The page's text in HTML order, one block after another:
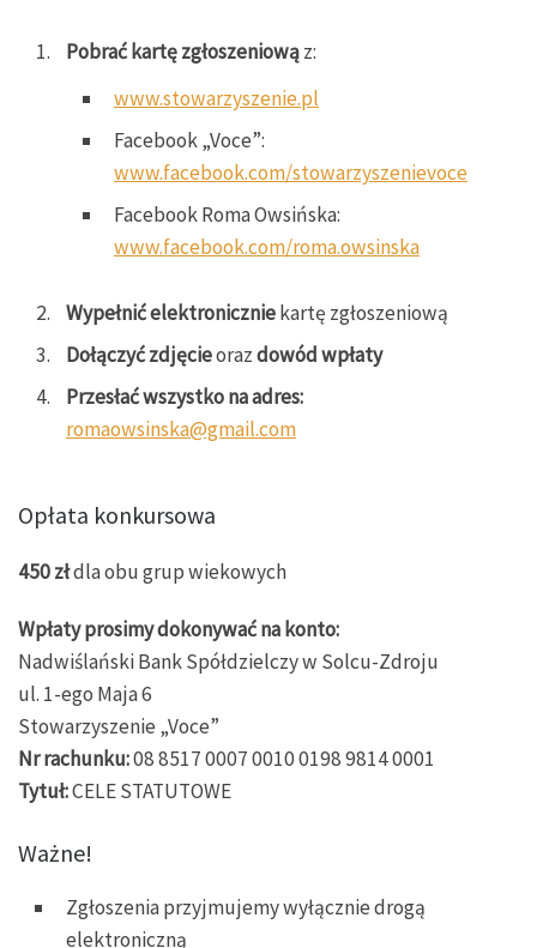
Pobrać kartę zgłoszeniowąz:
www.stowarzyszenie.pl
Facebook „Voce”:
www.facebook.com/stowarzyszenievoce
Facebook Roma Owsińska:
www.facebook.com/roma.owsinska
Wypełnić elektroniczniekartę zgłoszeniową
Dołączyć zdjęcieorazdowód wpłaty
Przesłać wszystko na adres:
romaowsinska@gmail.com
Opłata konkursowa
450 złdla obu grup wiekowych
Wpłaty prosimy dokonywać na konto:
Nadwiślański Bank Spółdzielczy w Solcu-Zdroju
ul. 1-ego Maja 6
Stowarzyszenie „Voce”
Nr rachunku:08 8517 0007 0010 0198 9814 0001
Tytuł:CELE STATUTOWE
Ważne!
Zgłoszenia przyjmujemy wyłącznie drogą
elektroniczną